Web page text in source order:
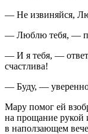
— Не извиняйся,
— Люблю тебя, —
— И я тебя, —
счастлива!
— Буду, — уверенно
Мару помог ей
на прощание рукой
в наползающем